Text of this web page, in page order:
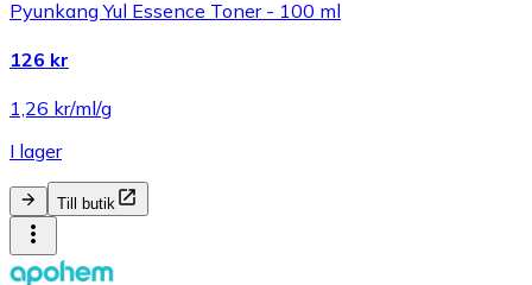
Pyunkang Yul Essence Toner - 100 ml
126 kr
1,26 kr/ml/g
I lager
Till butik